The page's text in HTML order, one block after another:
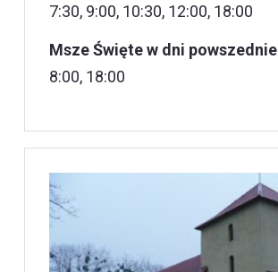
7:30, 9:00, 10:30, 12:00, 18:00
Msze Święte w dni powszednie
8:00, 18:00